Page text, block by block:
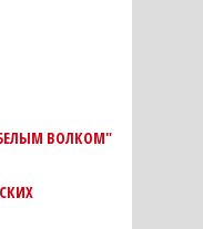
ВОЛКОМ"